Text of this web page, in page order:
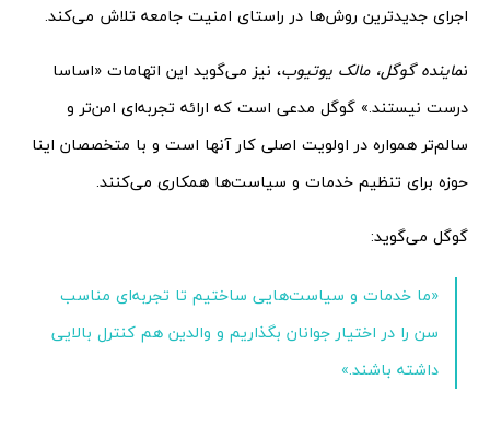
اجرای جدید‌ترین روش‌ها در راستای امنیت جامعه تلاش می‌کند.
نماینده گوگل، مالک یوتیوب، نیز می‌گوید این اتهامات «اساسا
درست نیستند.» گوگل مدعی است که ارائه تجربه‌ای امن‌تر و
سالم‌تر همواره در اولویت اصلی کار آنها است و با متخصصان اینا
حوزه برای تنظیم خدمات و سیاست‌ها همکاری می‌کنند.
گوگل می‌گوید:
«ما خدمات و سیاست‌هایی ساختیم تا تجربه‌ای مناسب
سن را در اختیار جوانان بگذاریم و والدین هم کنترل بالایی
داشته باشند.»